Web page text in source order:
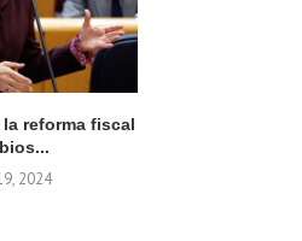
reforma fiscal
2024